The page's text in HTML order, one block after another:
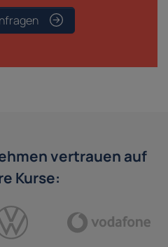
vertrauen auf
Kurse: